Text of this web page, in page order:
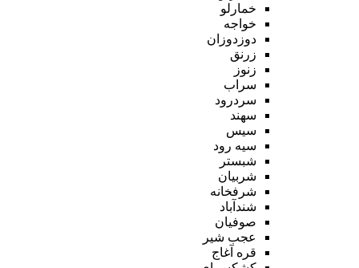
خمارلو
خواجه
دوزدوزان
زرنق
زنوز
سراب
سردرود
سهند
سیس
سیه رود
شبستر
شربیان
شرفخانه
شندآباد
صوفیان
عجب شیر
قره آغاج